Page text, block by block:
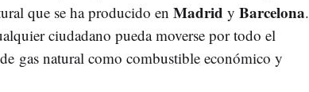
que se ha producido en Madrid y Barcelona.
ciudadano pueda moverse por todo el
gas natural como combustible económico y